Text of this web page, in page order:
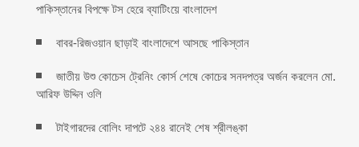
পাকিস্তানের বিপক্ষে টস হেরে ব্যাটিংয়ে বাংলাদেশ
বাবর-রিজওয়ান ছাড়াই বাংলাদেশে আসছে পাকিস্তান
জাতীয় উশু কোচেস ট্রেনিং কোর্স শেষে কোচের সনদপত্র অর্জন করলেন মো.
আরিফ উদ্দিন ওলি
টাইগারদের বোলিং দাপটে ২৪৪ রানেই শেষ শ্রীলঙ্কা